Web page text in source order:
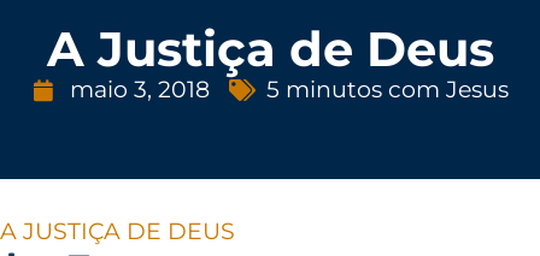
A Justiça de Deus
maio 3, 2018 5 minutos com Jesus
A JUSTIÇA DE DEUS